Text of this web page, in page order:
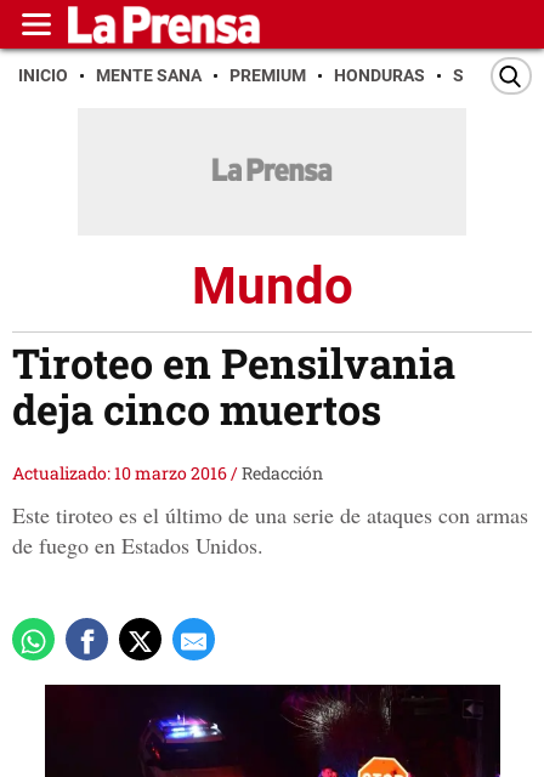
INICIO MENTE SANA PREMIUM HONDURAS SAN PEDRO
Mundo
Tiroteo en Pensilvania
deja cinco muertos
Actualizado: 10 marzo 2016/Redacción
Este tiroteo es el último de una serie de ataques con armas
de fuego en Estados Unidos.